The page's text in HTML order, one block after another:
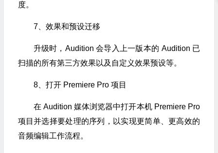
度。
7、效果和预设迁移
升级时，Audition 会导入上一版本的 Audition 已
扫描的所有第三方效果以及自定义效果预设等。
8、打开 Premiere Pro 项目
在 Audition 媒体浏览器中打开本机 Premiere Pro
项目并选择要处理的序列，以实现更简单、更高效的
音频编辑工作流程。